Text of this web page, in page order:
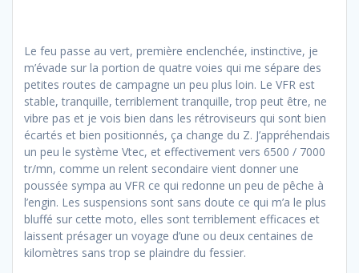
Le feu passe au vert, première enclenchée, instinctive, je
m’évade sur la portion de quatre voies qui me sépare des
petites routes de campagne un peu plus loin. Le VFR est
stable, tranquille, terriblement tranquille, trop peut être, ne
vibre pas et je vois bien dans les rétroviseurs qui sont bien
écartés et bien positionnés, ça change du Z. J’appréhendais
un peu le système Vtec, et effectivement vers 6500 / 7000
tr/mn, comme un relent secondaire vient donner une
poussée sympa au VFR ce qui redonne un peu de pêche à
l’engin. Les suspensions sont sans doute ce qui m’a le plus
bluffé sur cette moto, elles sont terriblement efficaces et
laissent présager un voyage d’une ou deux centaines de
kilomètres sans trop se plaindre du fessier.